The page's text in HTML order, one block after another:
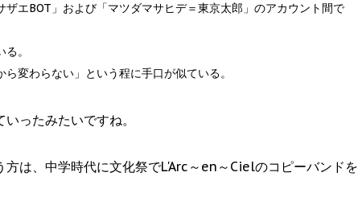
ザエBOT」および「マツダマサヒデ＝東京太郎」のアカウント間で
。
変わらない」という程に手口が似ている。
ったみたいですね。
方は、中学時代に文化祭でL'Arc～en～Cielのコピーバンドを